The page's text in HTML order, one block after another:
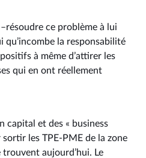
ce problème à lui
qu’incombe la responsabilité
à même d’attirer les
qui en ont réellement
capital et des « business
les TPE-PME de la zone
trouvent aujourd’hui. Le